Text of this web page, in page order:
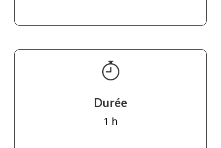
Durée
1 h